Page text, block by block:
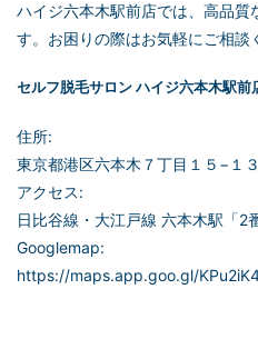
ハイジ六本木駅前店では、高品質
す。お困りの際はお気軽にご相談
セルフ脱毛サロン ハイジ六本木駅前
住所:
東京都港区六本木７丁目１５−１
アクセス:
日比谷線・大江戸線 六本木駅「2
Googlemap:
https://maps.app.goo.gl/